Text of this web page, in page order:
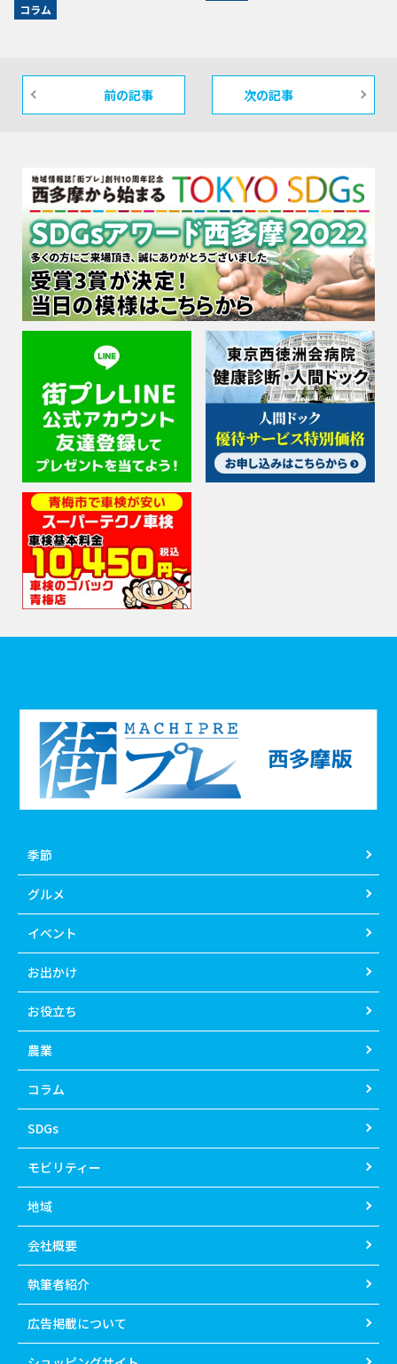
コラム
前の記事 次の記事
季節
グルメ
イベント
お出かけ
お役立ち
農業
コラム
SDGs
モビリティー
地域
会社概要
執筆者紹介
広告掲載について